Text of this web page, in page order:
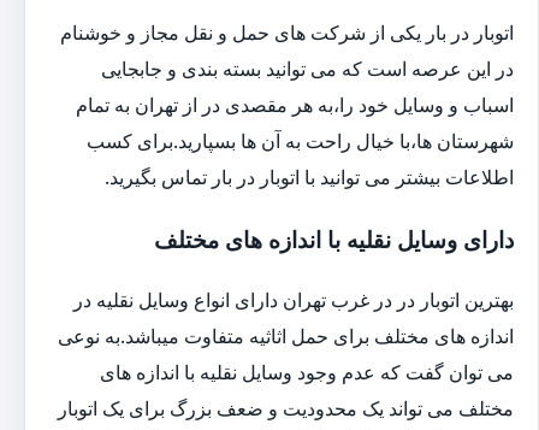
اتوبار در بار یکی از شرکت های حمل و نقل مجاز و خوشنام
در این عرصه است که می توانید بسته بندی و جابجایی
اسباب و وسایل خود را،به هر مقصدی در از تهران به تمام
شهرستان ها،با خیال راحت به آن ها بسپارید.برای کسب
اطلاعات بیشتر می توانید با اتوبار در بار تماس بگیرید.
دارای وسایل نقلیه با اندازه های مختلف
بهترین اتوبار در در غرب تهران دارای انواع وسایل نقلیه در
اندازه های مختلف برای حمل اثاثیه متفاوت می‎باشد.به نوعی
می توان گفت که عدم وجود وسایل نقلیه با اندازه های
مختلف می تواند یک محدودیت و ضعف بزرگ برای یک اتوبار